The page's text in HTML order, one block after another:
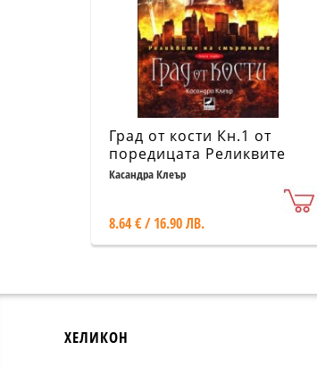
Град от кости Кн.1 от
поредицата Реликвите
на смъртните
Касандра Клеър
8.64 € / 16.90 ЛВ.
ХЕЛИКОН